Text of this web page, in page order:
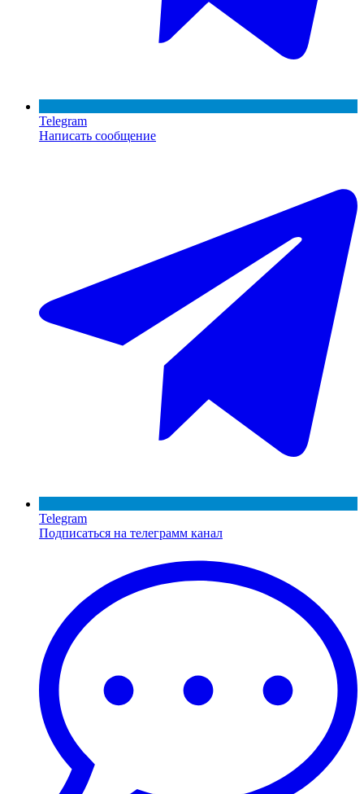
Telegram
Написать сообщение
Telegram
Подписаться на телеграмм канал